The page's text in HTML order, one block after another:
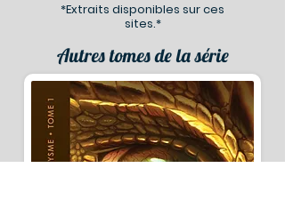
Autres tomes de la série
*Extraits disponibles sur ces
sites.*